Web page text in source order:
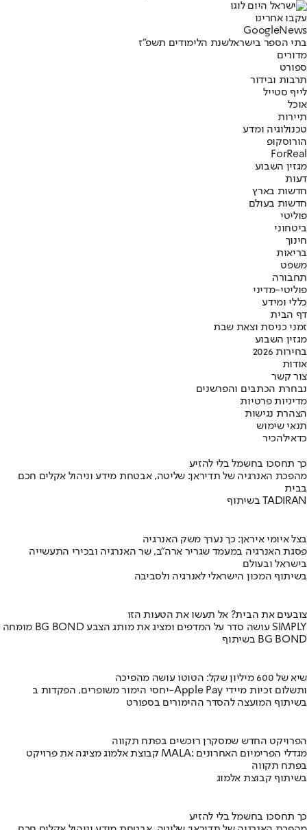
עקבו אחרינו
Googl eNews
בתי הספר בישראלשנת הלימודים תשפ"ז
מדורים
ספורט
תרבות ובידור
לייף סטייל
אוכל
תיירות
טכנולוגיה ומדע
הורוסקופ
ForReal
מגזין השבוע
דעות
חדשות בארץ
חדשות בעולם
פוליטי
ביטחוני
חינוך
בריאות
משפט
תחבורה
פוליטי-מדיני
כללי ומידע
דף הבית
זמני כניסת וצאת שבת
מגזין השבוע
בחירות 2026
אודות
צור קשר
נבחרת הכתבים והפרשנים
מדיניות פרטיות
הצהרת נגישות
תנאי שימוש
כדאילהכיר
כך תחסכו בחשמל בלי להזיע
מהפכת האנרגיה של תדיראן: שליטה, אבטחת מידע וניהול אקלים חכם
בבית
בשיתוף TADIRAN
בצל איומי איראן: כך נערך משק האנרגיה
פסגת האנרגיה במעמד שגריר ארה"ב, שר האנרגיה ובכירי התעשייה
בישראל ובעולם
בשיתוף המכון הישראלי לאנרגיה ולסביבה
צובעים את הבית? אל תעשו את הטעות הזו
מומחה BG BOND עושה סדר על המדפים ומציג את מותג הצבע SIMPLY
בשיתוף BG BOND
שיא של 600 מיליון שקל: הטוטו עושה מהפיכה
יחסי הימור משופרים, הפקדות ב-Apple Pay ותשלום זכיות מיידי
בשיתוף המועצה להסדר ההימורים בספורט
הפרויקט החדש שמסקרן רוכשים בפתח תקווה
קבוצת אלמוג מציגה את פרויקט MALA: מגדלי הפרימיום האחרונים
בפתח תקווה
בשיתוף קבוצת אלמוג
כך תחסכו בחשמל בלי להזיע